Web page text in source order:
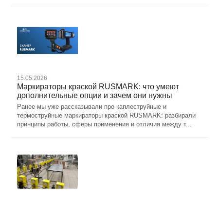
15.05.2026
Маркираторы краской RUSMARK: что умеют
дополнительные опции и зачем они нужны
Ранее мы уже рассказывали про каплеструйные и
термоструйные маркираторы краской RUSMARK: разбирали
принципы работы, сферы применения и отличия между т...